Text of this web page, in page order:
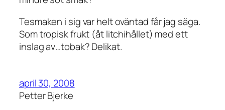
Tesmaken i sig var helt oväntad får jag säga.
Som tropisk frukt (åt litchihållet) med ett
inslag av…tobak? Delikat.
april 30, 2008
Petter Bjerke